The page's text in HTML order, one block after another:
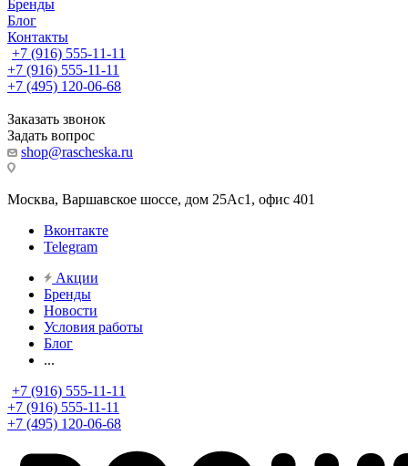
Бренды
Блог
Контакты
+7 (916) 555-11-11
+7 (916) 555-11-11
+7 (495) 120-06-68
Заказать звонок
Задать вопрос
shop@rascheska.ru
Москва, Варшавское шоссе, дом 25Аc1, офис 401
Вконтакте
Telegram
Акции
Бренды
Новости
Условия работы
Блог
...
+7 (916) 555-11-11
+7 (916) 555-11-11
+7 (495) 120-06-68